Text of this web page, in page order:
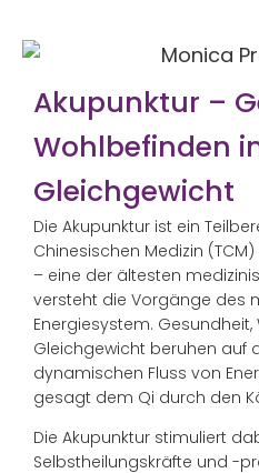
Akupunktur –
Wohlbefinden
Gleichgewicht
Die Akupunktur ist ein
Chinesischen Medizin
– eine der ältesten
versteht die Vorgänge des
Energiesystem.
Gleichgewicht beruhen auf
dynamischen Fluss von
gesagt dem Qi durch den
Die Akupunktur stimuliert
Selbstheilungskräfte und -